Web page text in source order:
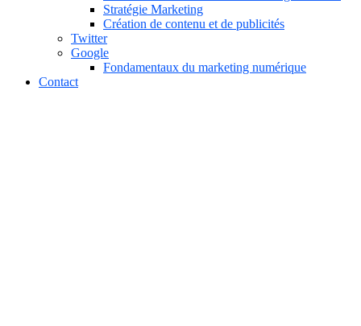
Stratégie Marketing
Création de contenu et de publicités
Twitter
Google
Fondamentaux du marketing numérique
Contact